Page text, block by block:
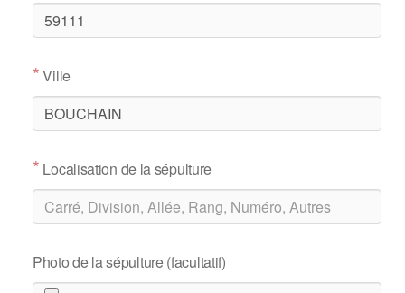
*Ville
* Localisation de la sépulture
Photo de la sépulture (facultatif)